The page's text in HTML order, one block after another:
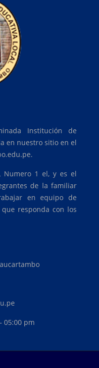
Institución de
en nuestro sitio en el
Numero 1 el, y es el
de la familiar
en equipo de
responda con los
05:00 pm